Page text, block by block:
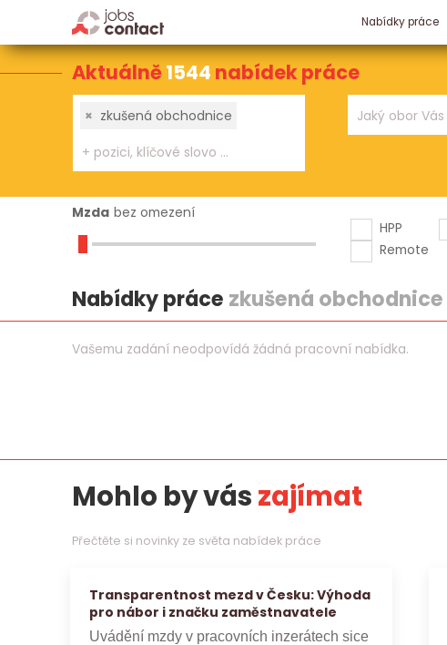
Nabídky práce
Aktuálně1544 nabídek práce
× zkušená obchodnice
Mzda bez omezení
HPP
Remote
Nabídky práce zkušená obchodnice
Vašemu zadání neodpovídá žádná pracovní nabídka.
Mohlo by vászajímat
Přečtěte si novinky ze světa nabídek práce
Transparentnost mezd v Česku: Výhoda
pro nábor i značku zaměstnavatele
Uvádění mzdy v pracovních inzerátech sice